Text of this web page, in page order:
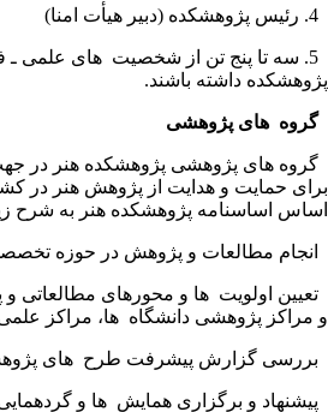
4. رئیس پژوهشکده (دبیر هیأت امنا)
5. سه تا پنج تن از شخصیت ‌ های علمی
پژوهشکده داشته باشند.
گروه ‌ های پژوهشی
گروه های پژوهشی پژوهشکده هنر در
برای حمایت و هدایت از پژوهش هنر در
اساس اساسنامه پژوهشکده هنر به شرح
انجام مطالعات و پژوهش در حوزه
تعیین اولویت ‌ ها و محورهای مطالعاتی
و مراکز پژوهشی دانشگاه ‌ ها، مراکز
بررسی گزارش پیشرفت طرح ‌ های
پیشنهاد و برگزاری همایش ‌ ها و